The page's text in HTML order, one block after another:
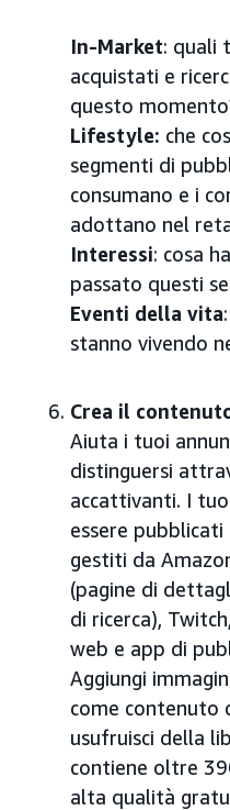
In-Market: quali
acquistati e
questo
Lifestyle: che
segmenti di
consumano e i
adottano nel
Interessi: cosa
passato questi
Eventi della vita
stanno vivendo
Crea il
Aiuta i tuoi
distinguersi
accattivanti. I
essere
gestiti da
(pagine di
di ricerca),
web e app di
Aggiungi
come contenuto
usufruisci della
contiene oltre
alta qualità